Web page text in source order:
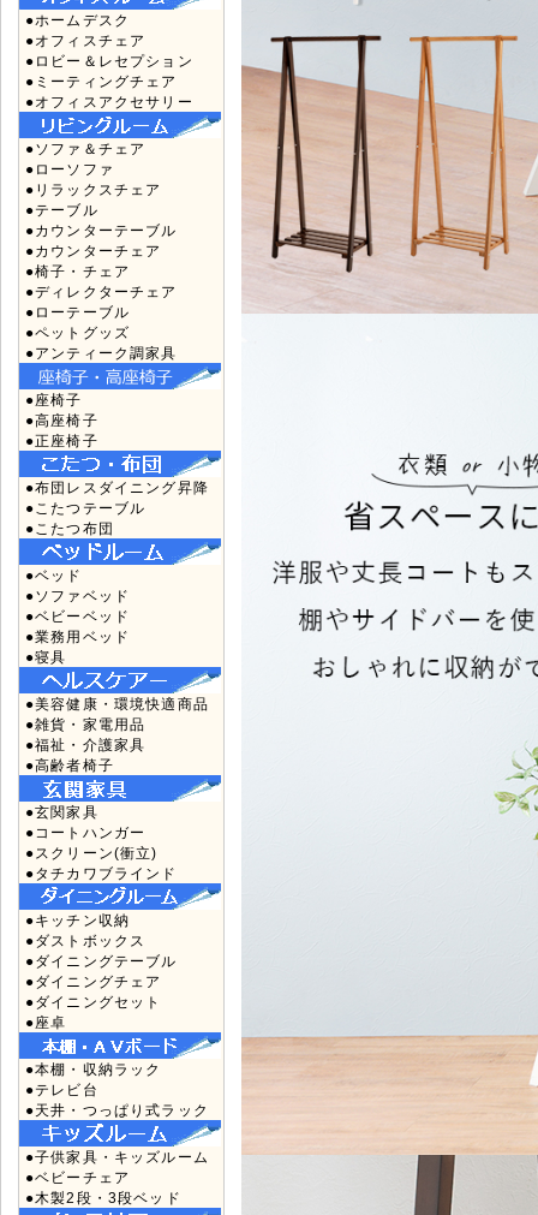
●ホームデスク
●オフィスチェア
●ロビー＆レセプション
●ミーティングチェア
●オフィスアクセサリー
●ソファ＆チェア
●ローソファ
●リラックスチェア
●テーブル
●カウンターテーブル
●カウンターチェア
●椅子・チェア
●ディレクターチェア
●ローテーブル
●ペットグッズ
●アンティーク調家具
●座椅子
●高座椅子
●正座椅子
●布団レスダイニング昇降
●こたつテーブル
●こたつ布団
●ベッド
●ソファベッド
●ベビーベッド
●業務用ベッド
●寝具
●美容健康・環境快適商品
●雑貨・家電用品
●福祉・介護家具
●高齢者椅子
●玄関家具
●コートハンガー
●スクリーン(衝立)
●タチカワブラインド
●キッチン収納
●ダストボックス
●ダイニングテーブル
●ダイニングチェア
●ダイニングセット
●座卓
●本棚・収納ラック
●テレビ台
●天井・つっぱり式ラック
●子供家具・キッズルーム
●ベビーチェア
●木製2段・3段ベッド